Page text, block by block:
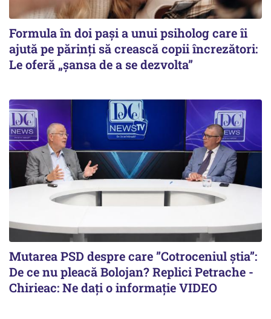
Formula în doi pași a unui psiholog care îi
ajută pe părinți să crească copii încrezători:
Le oferă „șansa de a se dezvolta”
Mutarea PSD despre care ”Cotroceniul știa”:
De ce nu pleacă Bolojan? Replici Petrache -
Chirieac: Ne dați o informație VIDEO